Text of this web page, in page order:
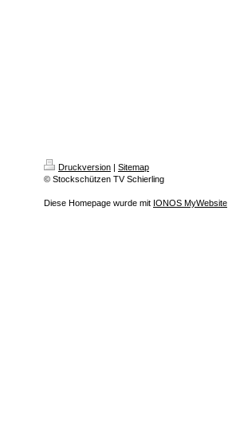
Druckversion | Sitemap
© Stockschützen TV Schierling
Diese Homepage wurde mit IONOS MyWebsite